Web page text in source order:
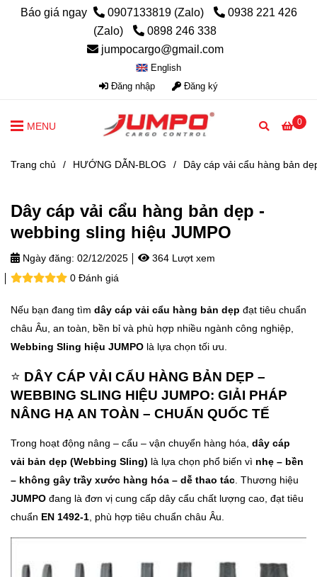
Báo giá ngay 0907133819 (Zalo)
0938 221 426
(Zalo)
0898 246 338
jumpocargo@gmail.com
English
Đăng nhập
Đăng ký
0
MENU
Trang chủ / HƯỚNG DẪN-BLOG / Dây cáp vải cẩu hàng bản
Dây cáp vải cẩu hàng bản dẹp -
webbing sling hiệu JUMPO
Ngày đăng: 02/12/2025
364 Lượt xem
0 Đánh giá
Nếu bạn đang tìm dây cáp vải cẩu hàng bản dẹp đạt tiêu chuẩn
châu Âu, an toàn, bền bỉ và phù hợp nhiều ngành công nghiệp,
Webbing Sling hiệu JUMPO là lựa chọn tối ưu.
⭐ DÂY CÁP VẢI CẨU HÀNG BẢN DẸP –
WEBBING SLING HIỆU JUMPO: GIẢI PHÁP
NÂNG HẠ AN TOÀN – CHUẨN QUỐC TẾ
Trong hoạt động nâng – cẩu – vận chuyển hàng hóa, dây cáp
vải bản dẹp (Webbing Sling) là lựa chọn phổ biến vì nhẹ – bền
– không gây trầy xước hàng hóa – dễ thao tác. Thương hiệu
JUMPO đang là đơn vị cung cấp dây cẩu chất lượng cao, đạt tiêu
chuẩn EN 1492-1, phù hợp tiêu chuẩn châu Âu.